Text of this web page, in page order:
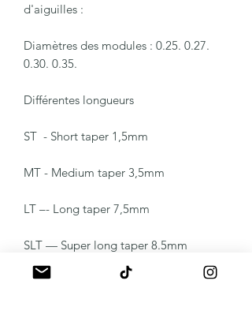
d'aiguilles :
Diamètres des modules : 0.25. 0.27.
0.30. 0.35.
Différentes longueurs
ST - Short taper 1,5mm
MT - Medium taper 3,5mm
LT –- Long taper 7,5mm
SLT — Super long taper 8.5mm
T - Texture